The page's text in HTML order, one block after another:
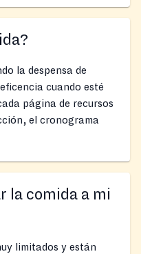
la despensa de
cuando esté
página de recursos
el cronograma
la comida a mi
limitados y están